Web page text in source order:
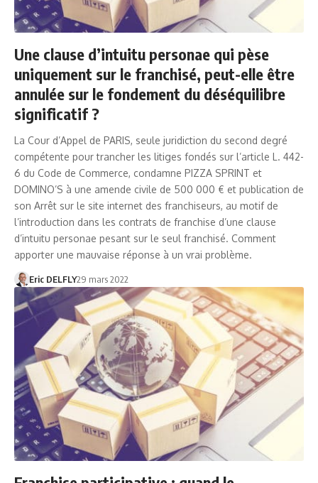
Une clause d’intuitu personae qui pèse
uniquement sur le franchisé, peut-elle être
annulée sur le fondement du déséquilibre
significatif ?
La Cour d’Appel de PARIS, seule juridiction du second degré
compétente pour trancher les litiges fondés sur l’article L. 442-
6 du Code de Commerce, condamne PIZZA SPRINT et
DOMINO’S à une amende civile de 500 000 € et publication de
son Arrêt sur le site internet des franchiseurs, au motif de
l’introduction dans les contrats de franchise d’une clause
d’intuitu personae pesant sur le seul franchisé. Comment
apporter une mauvaise réponse à un vrai problème.
Eric DELFLY29 mars 2022